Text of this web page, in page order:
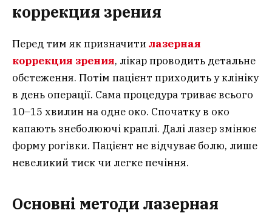
коррекция зрения
Перед тим як призначитилазерная
коррекция зрения, лікар проводить детальне
обстеження. Потім пацієнт приходить у клініку
в день операції. Сама процедура триває всього
10–15 хвилин на одне око. Спочатку в око
капають знеболюючі краплі. Далі лазер змінює
форму рогівки. Пацієнт не відчуває болю, лише
невеликий тиск чи легке печіння.
Основні методи лазерная